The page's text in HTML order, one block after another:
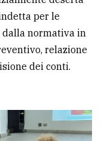
per le
normativa in
relazione
dei conti.